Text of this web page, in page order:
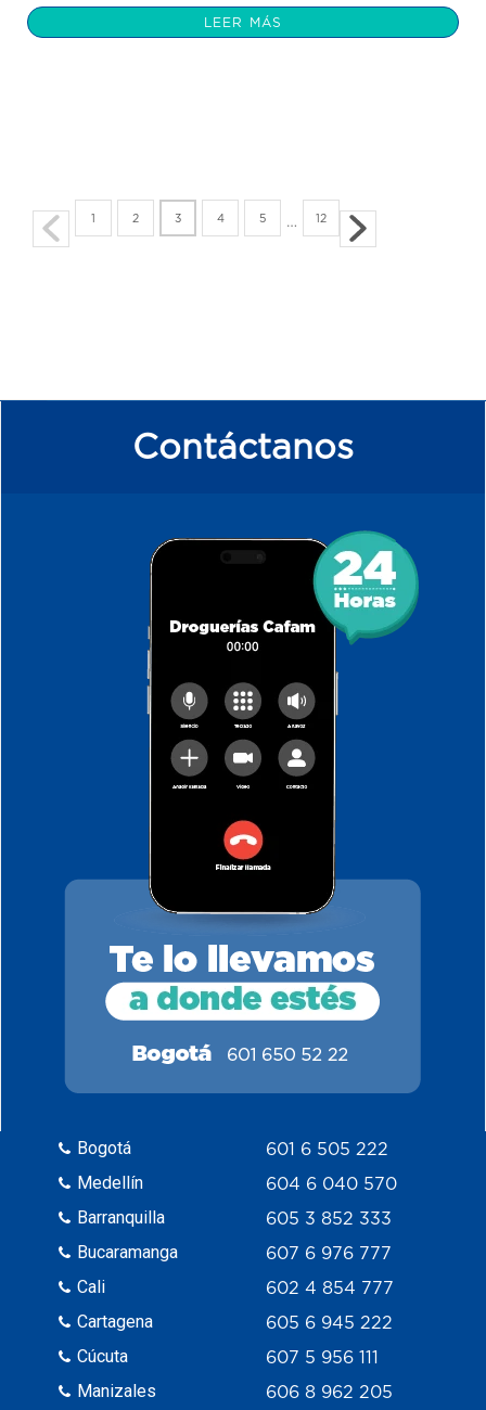
LEER MÁS
1 2 3 4 5 … 12
Contáctanos
Bogotá
Medellín
Barranquilla
Bucaramanga
Cali
Cartagena
Cúcuta
Manizales
601 6 505 222
604 6 040 570
605 3 852 333
607 6 976 777
602 4 854 777
605 6 945 222
607 5 956 111
606 8 962 205